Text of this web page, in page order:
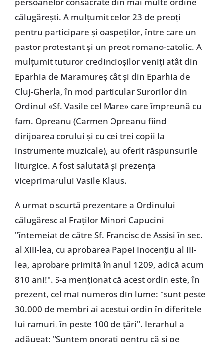
călugărești. A mulțumit celor 23 de preoți
pentru participare și oaspeților, între care un
pastor protestant și un preot romano-catolic. A
mulțumit tuturor credincioșilor veniți atât din
Eparhia de Maramureș cât și din Eparhia de
Cluj-Gherla, în mod particular Surorilor din
Ordinul «Sf. Vasile cel Mare» care împreună cu
fam. Opreanu (Carmen Opreanu fiind
dirijoarea corului și cu cei trei copii la
instrumente muzicale), au oferit răspunsurile
liturgice. A fost salutată și prezența
viceprimarului Vasile Klaus.
A urmat o scurtă prezentare a Ordinului
călugăresc al Fraților Minori Capucini
"întemeiat de către Sf. Francisc de Assisi în sec.
al XIII-lea, cu aprobarea Papei Inocențiu al III-
lea, aprobare primită în anul 1209, adică acum
810 ani!". S-a menționat că acest ordin este, în
prezent, cel mai numeros din lume: "sunt peste
30.000 de membri ai acestui ordin în diferitele
lui ramuri, în peste 100 de țări". Ierarhul a
adăugat: "Suntem onorați pentru că și pe